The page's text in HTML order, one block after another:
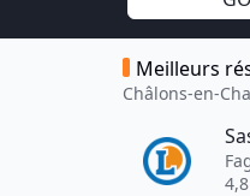
Meilleurs
Châlons-en-